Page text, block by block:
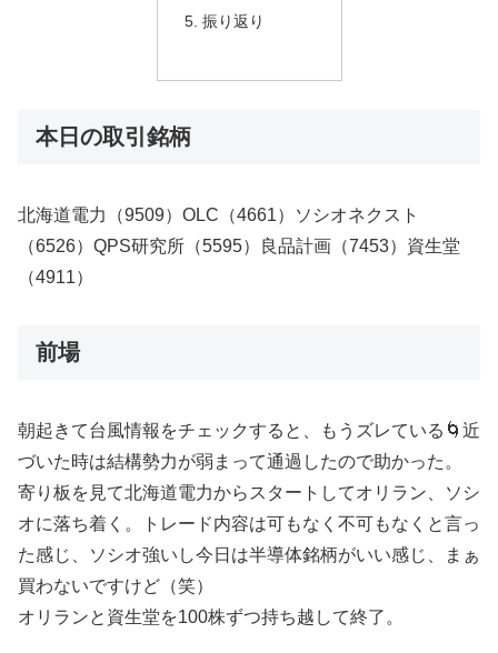
振り返り
本日の取引銘柄
北海道電力（9509）OLC（4661）ソシオネクスト
（6526）QPS研究所（5595）良品計画（7453）資生堂
（4911）
前場
朝起きて台風情報をチェックすると、もうズレている🌀近
づいた時は結構勢力が弱まって通過したので助かった。
寄り板を見て北海道電力からスタートしてオリラン、ソシ
オに落ち着く。トレード内容は可もなく不可もなくと言っ
た感じ、ソシオ強いし今日は半導体銘柄がいい感じ、まぁ
買わないですけど（笑）
オリランと資生堂を100株ずつ持ち越して終了。